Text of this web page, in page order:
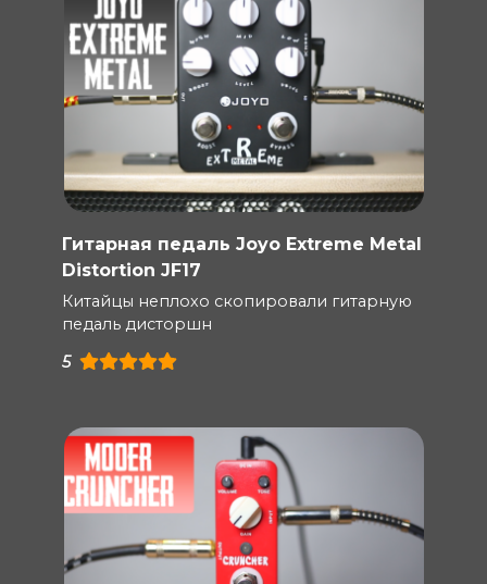
Гитарная педаль Joyo Extreme Metal
Distortion JF17
Китайцы неплохо скопировали гитарную
педаль дисторшн
5